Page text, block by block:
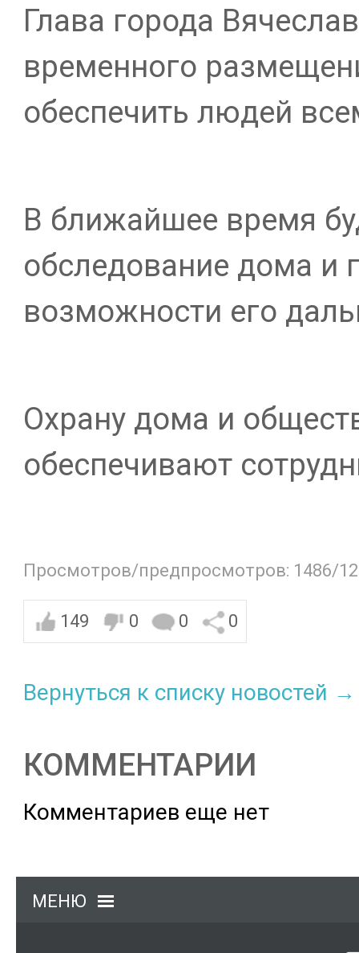
Глава города
временного
обеспечить людей
В ближайшее время
обследование дома и
возможности его
Охрану дома и
обеспечивают
Просмотров/предпросмотров: 1486/
149 0 0 0
Вернуться к списку новостей →
КОММЕНТАРИИ
Комментариев еще нет
МЕНЮ